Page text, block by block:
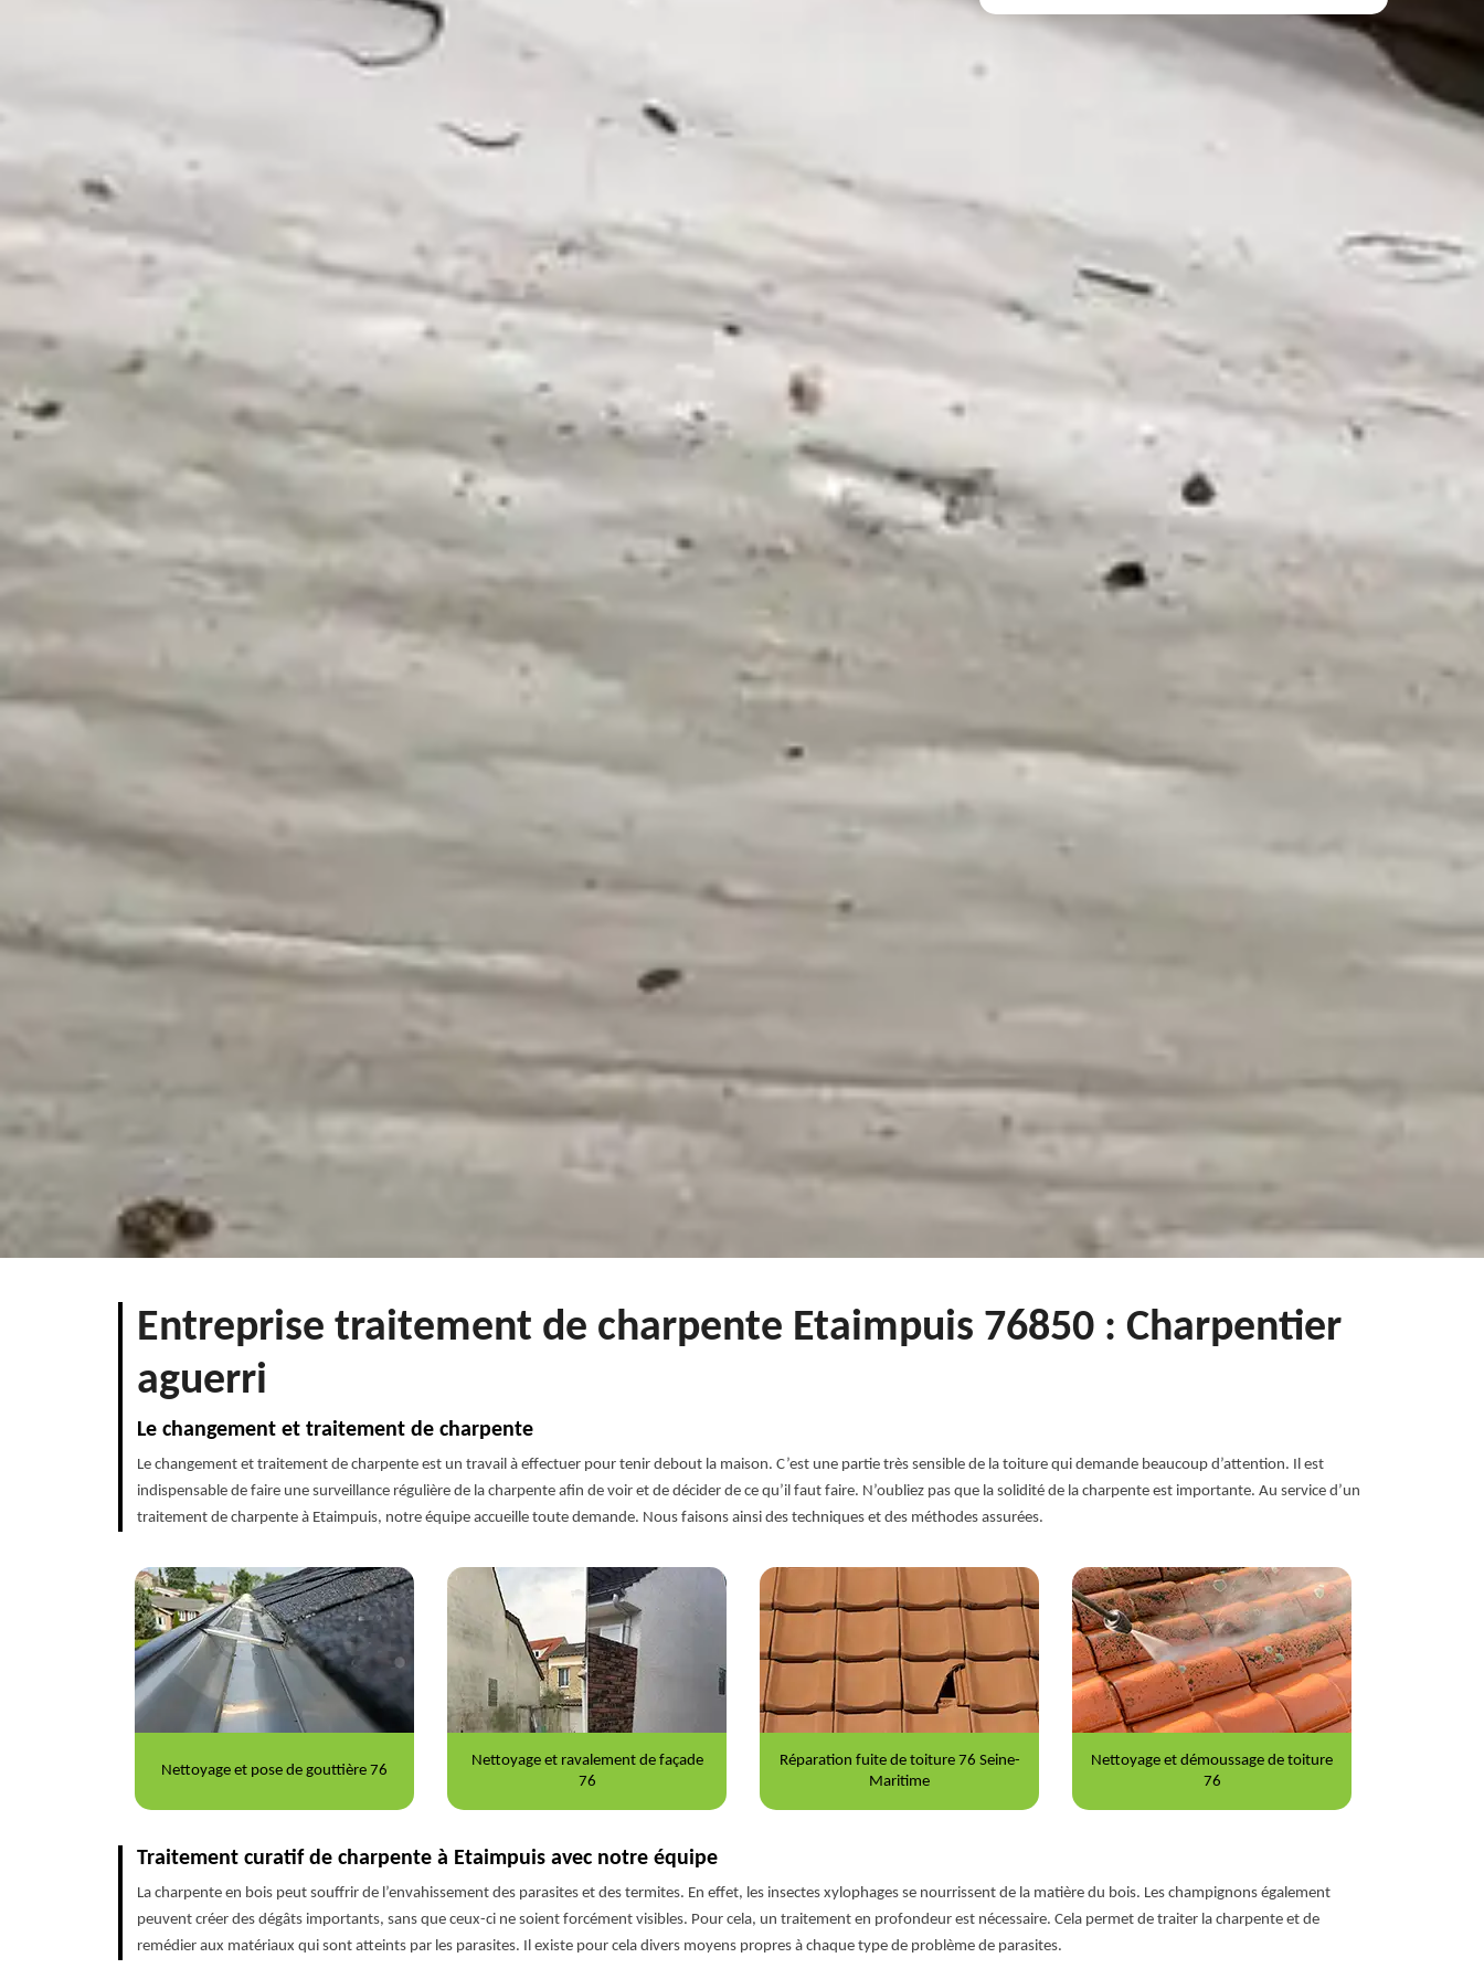
Entreprise traitement de charpente Etaimpuis 76850 : Charpentier
aguerri
Le changement et traitement de charpente
Le changement et traitement de charpente est un travail à effectuer pour tenir debout la maison. C’est une partie très sensible de la toiture qui demande beaucoup d’attention. Il est
indispensable de faire une surveillance régulière de la charpente afin de voir et de décider de ce qu’il faut faire. N’oubliez pas que la solidité de la charpente est importante. Au service d’un
traitement de charpente à Etaimpuis, notre équipe accueille toute demande. Nous faisons ainsi des techniques et des méthodes assurées.
Nettoyage et ravalement de façade
Réparation fuite de toiture 76 Seine-
Maritime
Nettoyage et démoussage de toiture
76
Peinture sur tuile 76
Traitement curatif de charpente à Etaimpuis avec notre équipe
La charpente en bois peut souffrir de l’envahissement des parasites et des termites. En effet, les insectes xylophages se nourrissent de la matière du bois. Les champignons également
peuvent créer des dégâts importants, sans que ceux-ci ne soient forcément visibles. Pour cela, un traitement en profondeur est nécessaire. Cela permet de traiter la charpente et de
remédier aux matériaux qui sont atteints par les parasites. Il existe pour cela divers moyens propres à chaque type de problème de parasites.